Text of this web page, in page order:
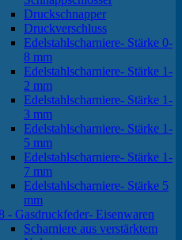
Druckschnapper
Druckverschluss
Edelstahlscharniere- Stärke 0-
8 mm
Edelstahlscharniere- Stärke 1-
2 mm
Edelstahlscharniere- Stärke 1-
3 mm
Edelstahlscharniere- Stärke 1-
5 mm
Edelstahlscharniere- Stärke 1-
7 mm
Edelstahlscharniere- Stärke 5
mm
- Gasdruckfeder- Eisenwaren
Scharniere aus verstärktem